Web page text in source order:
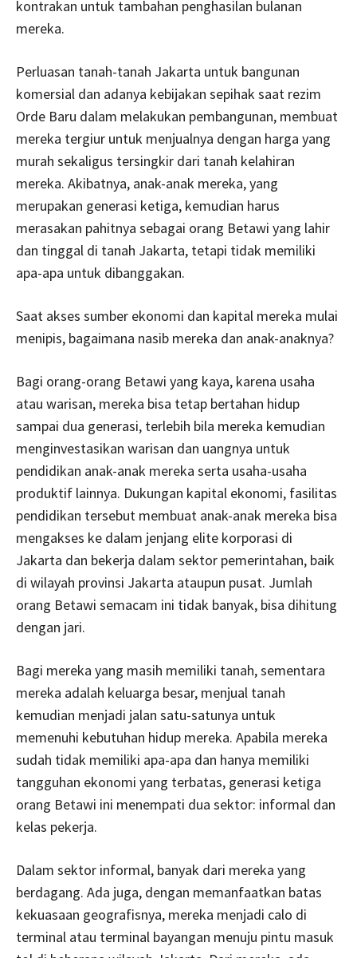
kontrakan untuk tambahan penghasilan bulanan
mereka.
Perluasan tanah-tanah Jakarta untuk bangunan
komersial dan adanya kebijakan sepihak saat rezim
Orde Baru dalam melakukan pembangunan, membuat
mereka tergiur untuk menjualnya dengan harga yang
murah sekaligus tersingkir dari tanah kelahiran
mereka. Akibatnya, anak-anak mereka, yang
merupakan generasi ketiga, kemudian harus
merasakan pahitnya sebagai orang Betawi yang lahir
dan tinggal di tanah Jakarta, tetapi tidak memiliki
apa-apa untuk dibanggakan.
Saat akses sumber ekonomi dan kapital mereka mulai
menipis, bagaimana nasib mereka dan anak-anaknya?
Bagi orang-orang Betawi yang kaya, karena usaha
atau warisan, mereka bisa tetap bertahan hidup
sampai dua generasi, terlebih bila mereka kemudian
menginvestasikan warisan dan uangnya untuk
pendidikan anak-anak mereka serta usaha-usaha
produktif lainnya. Dukungan kapital ekonomi, fasilitas
pendidikan tersebut membuat anak-anak mereka bisa
mengakses ke dalam jenjang elite korporasi di
Jakarta dan bekerja dalam sektor pemerintahan, baik
di wilayah provinsi Jakarta ataupun pusat. Jumlah
orang Betawi semacam ini tidak banyak, bisa dihitung
dengan jari.
Bagi mereka yang masih memiliki tanah, sementara
mereka adalah keluarga besar, menjual tanah
kemudian menjadi jalan satu-satunya untuk
memenuhi kebutuhan hidup mereka. Apabila mereka
sudah tidak memiliki apa-apa dan hanya memiliki
tangguhan ekonomi yang terbatas, generasi ketiga
orang Betawi ini menempati dua sektor: informal dan
kelas pekerja.
Dalam sektor informal, banyak dari mereka yang
berdagang. Ada juga, dengan memanfaatkan batas
kekuasaan geografisnya, mereka menjadi calo di
terminal atau terminal bayangan menuju pintu masuk